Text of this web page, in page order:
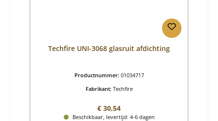
Techfire UNI-3068 glasruit afdichting
Productnummer: 01034717
Fabrikant: Techfire
Normale prijs:
€ 30,54
Beschikbaar, levertijd: 4-6 dagen